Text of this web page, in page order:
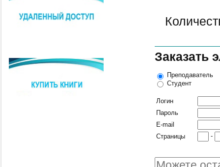
Заказать
Преподаватель
Студент
Логин
Пароль
E-mail
Страницы
-